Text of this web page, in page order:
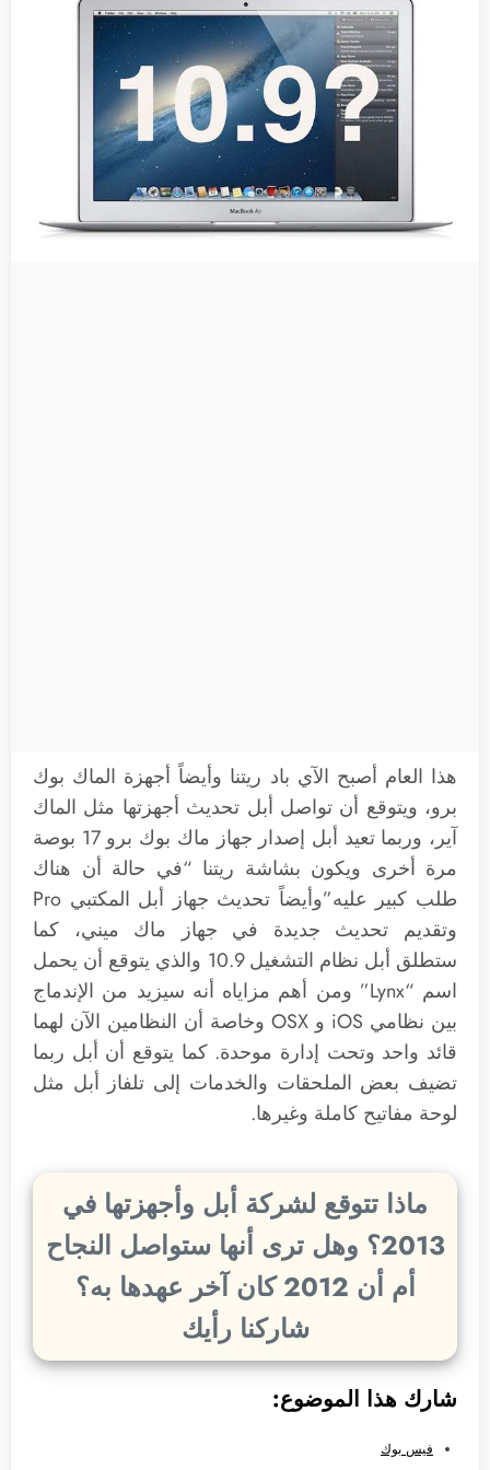
هذا العام أصبح الآي باد ريتنا وأيضاً أجهزة الماك بوك
برو، ويتوقع أن تواصل أبل تحديث أجهزتها مثل الماك
آير، وربما تعيد أبل إصدار جهاز ماك بوك برو 17 بوصة
مرة أخرى ويكون بشاشة ريتنا “في حالة أن هناك
طلب كبير عليه”وأيضاً تحديث جهاز أبل المكتبي Pro
وتقديم تحديث جديدة في جهاز ماك ميني، كما
ستطلق أبل نظام التشغيل 10.9 والذي يتوقع أن يحمل
اسم “Lynx” ومن أهم مزاياه أنه سيزيد من الإندماج
بين نظامي iOS و OSX وخاصة أن النظامين الآن لهما
قائد واحد وتحت إدارة موحدة. كما يتوقع أن أبل ربما
تضيف بعض الملحقات والخدمات إلى تلفاز أبل مثل
لوحة مفاتيح كاملة وغيرها.
ماذا تتوقع لشركة أبل وأجهزتها في
2013؟ وهل ترى أنها ستواصل النجاح
أم أن 2012 كان آخر عهدها به؟
شاركنا رأيك
شارك هذا الموضوع:
فيس بوك